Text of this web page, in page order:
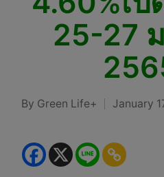
25-27
Posted
By Green Life+ January